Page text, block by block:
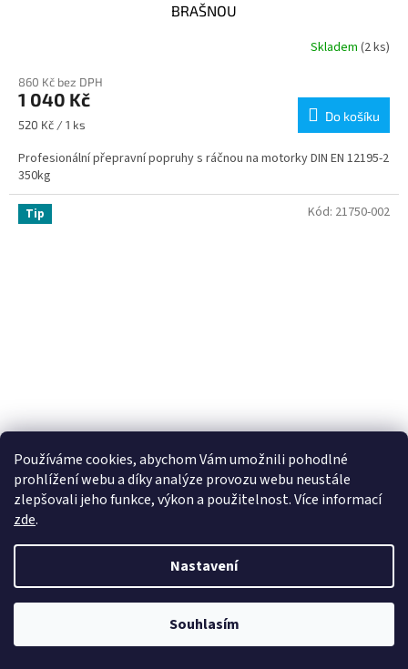
Používáme cookies, abychom Vám umožnili pohodlné
prohlížení webu a díky analýze provozu webu neustále
zlepšovali jeho funkce, výkon a použitelnost. Více informací
zde.
Nastavení
Souhlasím
BRAŠNOU
Skladem (2 ks)
860 Kč bez DPH
1 040 Kč
Měrná
520 Kč / 1 ks
Do košíku
Profesionální přepravní popruhy s ráčnou na motorky DIN EN 12195-2
350kg
Tip
STOJAN RACE - PRO BMW S KARDANEM R1200 VÝFUK
NA LEVÉ STRANĚ
Skladem u nás do 7 pracovních dnů
Kód: 21750-002